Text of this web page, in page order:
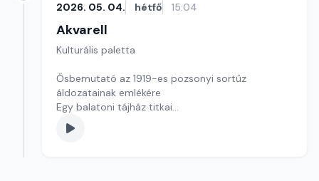
2026. 05. 04. hétfő 15:04
Akvarell
Kulturális paletta
Ősbemutató az 1919-es pozsonyi sortűz
áldozatainak emlékére
Egy balatoni tájház titkai
Kultúrmorzsa